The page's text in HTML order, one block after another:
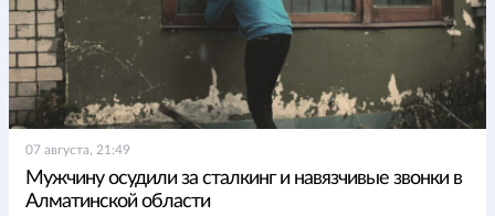
07 августа, 21:49
Мужчину осудили за сталкинг и навязчивые звонки в
Алматинской области